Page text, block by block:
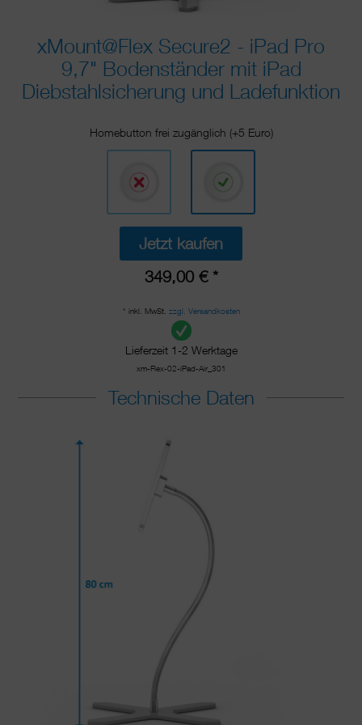
xMount@Flex Secure2 - iPad Pro
9,7" Bodenständer mit iPad
Diebstahlsicherung und Ladefunktion
Homebutton frei zugänglich (+5 Euro)
Jetzt kaufen
349,00 € *
* inkl. MwSt. zzgl. Versandkosten
Lieferzeit 1-2 Werktage
xm-Flex-02-iPad-Air_301
Technische Daten